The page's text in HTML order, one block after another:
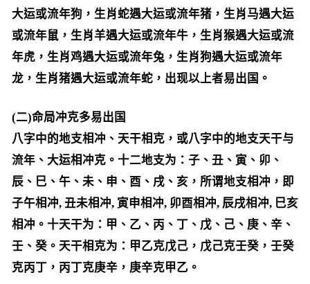
大运或流年狗，生肖蛇遇大运或流年猪，生肖马遇大运
或流年鼠，生肖羊遇大运或流年牛，生肖猴遇大运或流
年虎，生肖鸡遇大运或流年兔，生肖狗遇大运或流年
龙，生肖猪遇大运或流年蛇，出现以上者易出国。
(二)命局冲克多易出国
八字中的地支相冲、天干相克，或八字中的地支天干与
流年、大运相冲克。十二地支为：子、丑、寅、卯、
辰、巳、午、未、申、酉、戌、亥，所谓地支相冲，即
子午相冲, 丑未相冲, 寅申相冲, 卯酉相冲, 辰戌相冲, 巳亥
相冲。十天干为：甲、乙、丙、丁、戊、己、庚、辛、
壬、癸。天干相克为：甲乙克戊己，戊己克壬癸，壬癸
克丙丁，丙丁克庚辛，庚辛克甲乙。